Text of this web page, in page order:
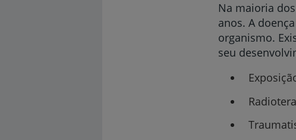
Na maioria
anos. A
organismo.
seu